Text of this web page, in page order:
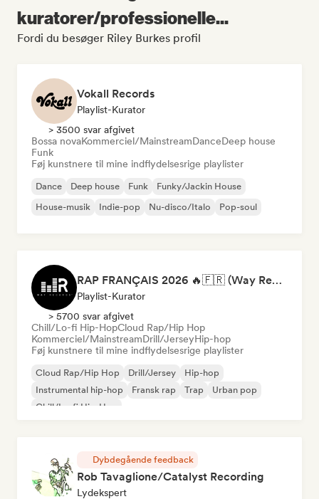
kuratorer/professionelle...
Fordi du besøger Riley Burkes profil
Vokall Records
Playlist-Kurator
> 3500 svar afgivet
Bossa novaKommerciel/MainstreamDanceDeep house
Funk
Føj kunstnere til mine indflydelsesrige playlister
Dance Deep house Funk
Funky/Jackin House
House-musik
Indie-pop Nu-disco/Italo Pop-soul
RAP FRANÇAIS 2026 🔥🇫🇷 (Way Records)
Playlist-Kurator
> 5700 svar afgivet
Chill/Lo-fi Hip-HopCloud Rap/Hip Hop
Kommerciel/MainstreamDrill/JerseyHip-hop
Føj kunstnere til mine indflydelsesrige playlister
Cloud Rap/Hip Hop Drill/Jersey
Hip-hop
Instrumental hip-hop
Fransk rap Trap
Urban pop
Chill/Lo-fi Hip-Hop
Dybdegående feedback
Rob Tavaglione/Catalyst Recording
Lydekspert